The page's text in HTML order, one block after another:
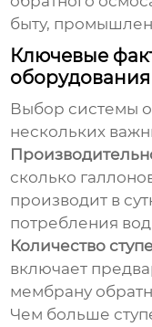
быту,
Ключевые
Выбор системы
нескольких
сколько
производит в
потребления
Количество
включает
мембрану
Чем больше